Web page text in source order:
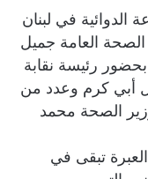
في لبنان
العامة جميل
رئيسة نقابة
أبي كرم وعدد من
الصحة محمد
تبقى في